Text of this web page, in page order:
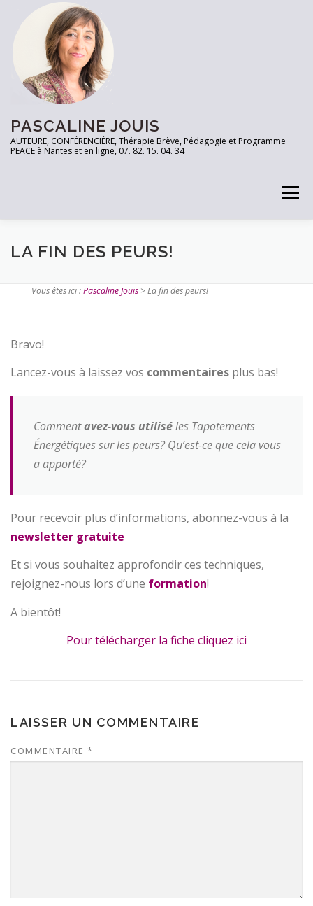
PASCALINE JOUIS
AUTEURE, CONFÉRENCIÈRE, Thérapie Brève, Pédagogie et Programme
PEACE à Nantes et en ligne, 07. 82. 15. 04. 34
Menu
PRENEZ RDV TESTEZ VOUS!
CONTACT
LA FIN DES PEURS!
Vous êtes ici :Pascaline Jouis>La fin des peurs!
Bravo!
Lancez-vous à laissez vos commentaires plus bas!
Commentavez-vous utiliséles Tapotements
Énergétiques sur les peurs? Qu’est-ce que cela vous
a apporté?
Pour recevoir plus d’informations, abonnez-vous à la
newsletter gratuite
Et si vous souhaitez approfondir ces techniques,
rejoignez-nous lors d’une formation!
A bientôt!
Pour télécharger la fiche cliquez ici
LAISSER UN COMMENTAIRE
COMMENTAIRE *